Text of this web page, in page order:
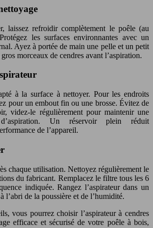
laissez refroidir complètement le poêle (au
les surfaces environnantes avec un
Ayez à portée de main une pelle et un petit
morceaux de cendres avant l’aspiration.
à la surface à nettoyer. Pour les endroits
pour un embout fin ou une brosse. Évitez de
videz-le régulièrement pour maintenir une
Un réservoir plein réduit
de l’appareil.
chaque utilisation. Nettoyez régulièrement le
du fabricant. Remplacez le filtre tous les 6
indiquée. Rangez l’aspirateur dans un
l’abri de la poussière et de l’humidité.
vous pourrez choisir l’aspirateur à cendres
efficace et sécurisé de votre poêle à bois,